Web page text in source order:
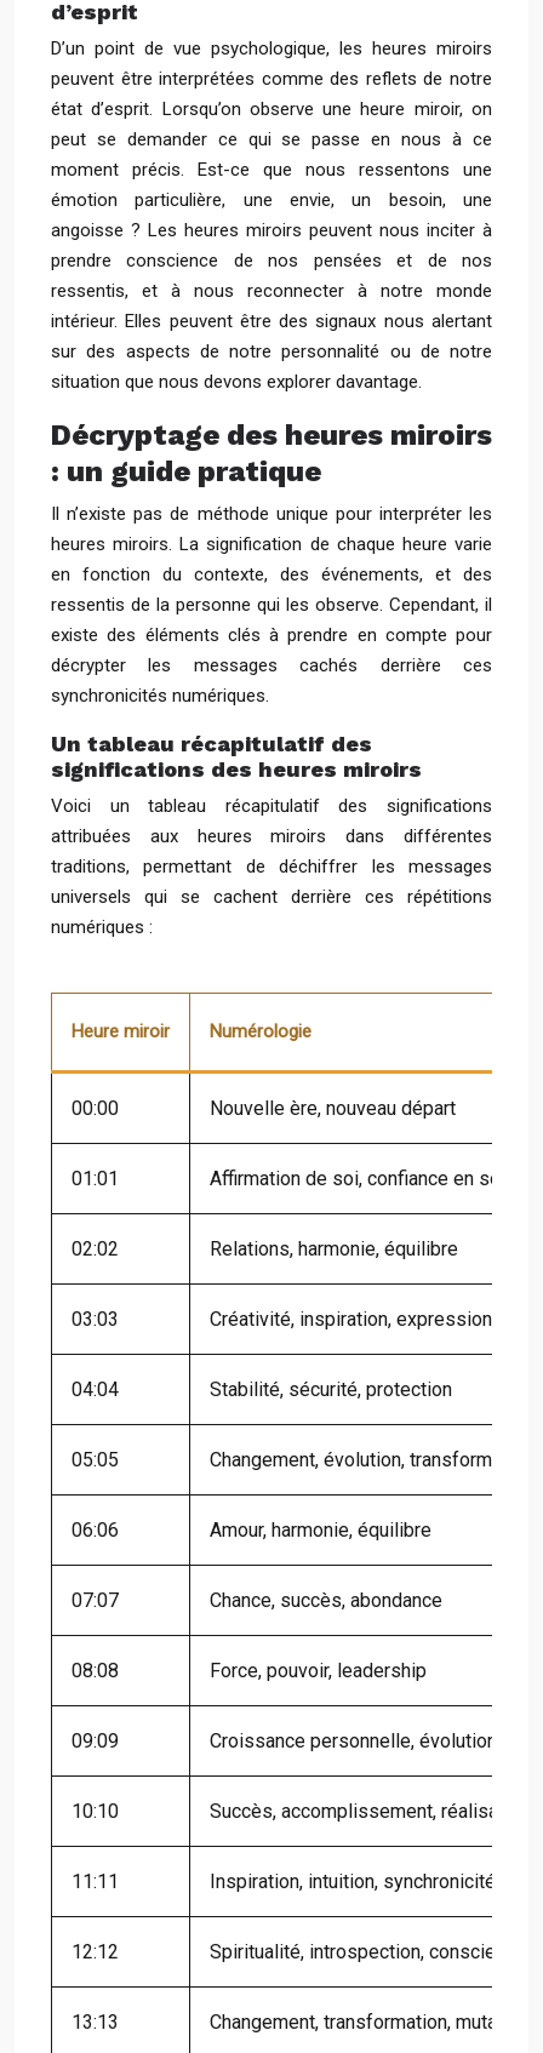
d’esprit
D’un point de vue psychologique, les heures miroirs
peuvent être interprétées comme des reflets de notre
état d’esprit. Lorsqu’on observe une heure miroir, on
peut se demander ce qui se passe en nous à ce
moment précis. Est-ce que nous ressentons une
émotion particulière, une envie, un besoin, une
angoisse ? Les heures miroirs peuvent nous inciter à
prendre conscience de nos pensées et de nos
ressentis, et à nous reconnecter à notre monde
intérieur. Elles peuvent être des signaux nous alertant
sur des aspects de notre personnalité ou de notre
situation que nous devons explorer davantage.
Décryptage des heures miroirs
: un guide pratique
Il n’existe pas de méthode unique pour interpréter les
heures miroirs. La signification de chaque heure varie
en fonction du contexte, des événements, et des
ressentis de la personne qui les observe. Cependant, il
existe des éléments clés à prendre en compte pour
décrypter les messages cachés derrière ces
synchronicités numériques.
Un tableau récapitulatif des
significations des heures miroirs
Voici un tableau récapitulatif des significations
attribuées aux heures miroirs dans différentes
traditions, permettant de déchiffrer les messages
universels qui se cachent derrière ces répétitions
numériques :
Heure miroir Numérologie
00:00 Nouvelle ère, nouveau départ
01:01 Affirmation de soi, confiance en soi
02:02 Relations, harmonie, équilibre
03:03 Créativité, inspiration, expression
04:04 Stabilité, sécurité, protection
05:05 Changement, évolution, transformation
06:06 Amour, harmonie, équilibre
07:07 Chance, succès, abondance
08:08 Force, pouvoir, leadership
09:09 Croissance personnelle, évolution,
10:10 Succès, accomplissement, réalisation
11:11 Inspiration, intuition, synchronicité
12:12 Spiritualité, introspection, conscience
13:13 Changement, transformation, mutation